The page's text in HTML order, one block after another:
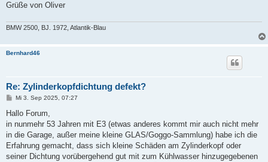
Grüße von Oliver
BMW 2500, BJ. 1972, Atlantik-Blau
Bernhard46
Re: Zylinderkopfdichtung defekt?
B
i
a
Mi 3. Sep 2025, 07:27
Hallo Forum,
in nunmehr 53 Jahren mit E3 (etwas anderes kommt mir auch nicht mehr
in die Garage, außer meine kleine GLAS/Goggo-Sammlung) habe ich die
Erfahrung gemacht, dass sich kleine Schäden am Zylinderkopf oder
seiner Dichtung vorübergehend gut mit zum Kühlwasser hinzugegebenen